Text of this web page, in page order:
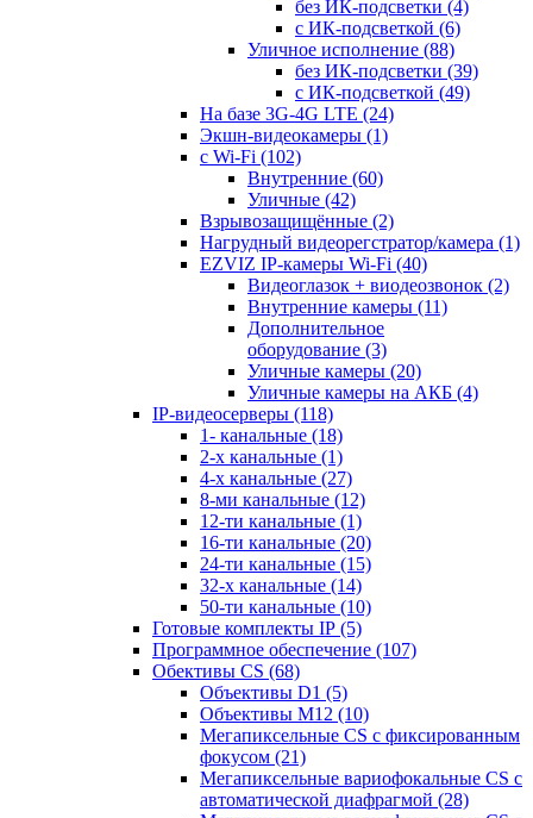
без ИК-подсветки (4)
с ИК-подсветкой (6)
Уличное исполнение (88)
без ИК-подсветки (39)
с ИК-подсветкой (49)
На базе 3G-4G LTE (24)
Экшн-видеокамеры (1)
с Wi-Fi (102)
Внутренние (60)
Уличные (42)
Взрывозащищённые (2)
Нагрудный видеорегстратор/камера (1)
EZVIZ IP-камеры Wi-Fi (40)
Видеоглазок + виодеозвонок (2)
Внутренние камеры (11)
Дополнительное
оборудование (3)
Уличные камеры (20)
Уличные камеры на АКБ (4)
IP-видеосерверы (118)
1- канальные (18)
2-х канальные (1)
4-х канальные (27)
8-ми канальные (12)
12-ти канальные (1)
16-ти канальные (20)
24-ти канальные (15)
32-х канальные (14)
50-ти канальные (10)
Готовые комплекты IP (5)
Программное обеспечение (107)
Обективы CS (68)
Объективы D1 (5)
Объективы M12 (10)
Мегапиксельные CS c фиксированным
фокусом (21)
Мегапиксельные вариофокальные CS c
автоматической диафрагмой (28)